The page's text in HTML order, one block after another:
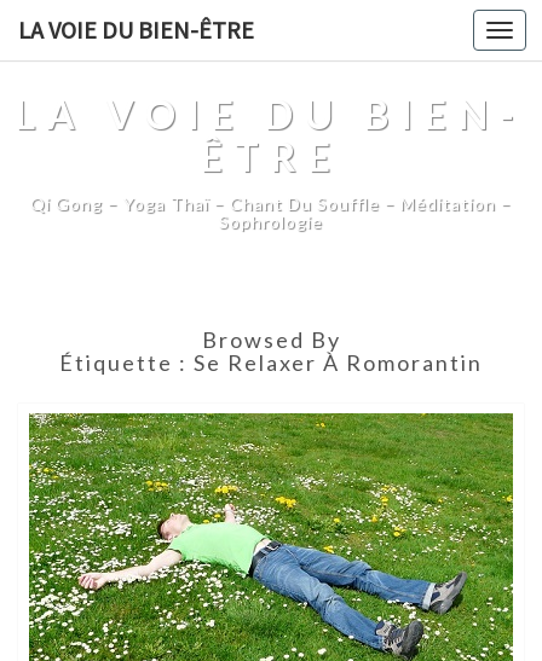
LA VOIE DU BIEN-ÊTRE
LA VOIE DU BIEN-
ÊTRE
Qi Gong – Yoga Thaï – Chant Du Souffle – Méditation –
Sophrologie
Browsed By
Étiquette : Se Relaxer À Romorantin